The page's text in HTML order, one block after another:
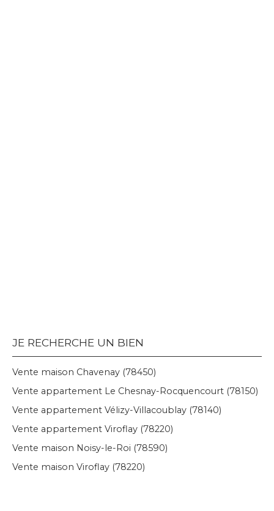
JE RECHERCHE UN BIEN
Vente maison Chavenay (78450)
Vente appartement Le Chesnay-Rocquencourt (78150)
Vente appartement Vélizy-Villacoublay (78140)
Vente appartement Viroflay (78220)
Vente maison Noisy-le-Roi (78590)
Vente maison Viroflay (78220)